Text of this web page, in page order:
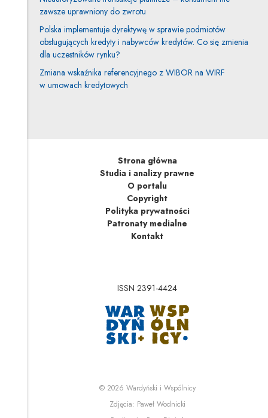
zawsze uprawniony do zwrotu
Polska implementuje dyrektywę w sprawie podmiotów
obsługujących kredyty i nabywców kredytów. Co się zmienia
dla uczestników rynku?
Zmiana wskaźnika referencyjnego z WIBOR na WIRF
w umowach kredytowych
Strona główna
Studia i analizy prawne
O portalu
Copyright
Polityka prywatności
Patronaty medialne
Kontakt
ISSN 2391-4424
Uwaga, link zostanie
© 2026 Wardyński i WspólnicyUwaga, link zostanie
Zdjęcia: Paweł WodnickiUwaga, link zostanie